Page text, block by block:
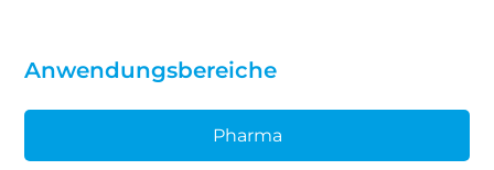
Anwendungsbereiche
Pharma